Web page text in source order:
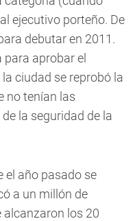
ejecutivo porteño. De
debutar en 2011.
aprobar el
ciudad se reprobó la
no tenían las
la seguridad de la
el año pasado se
a un millón de
alcanzaron los 20